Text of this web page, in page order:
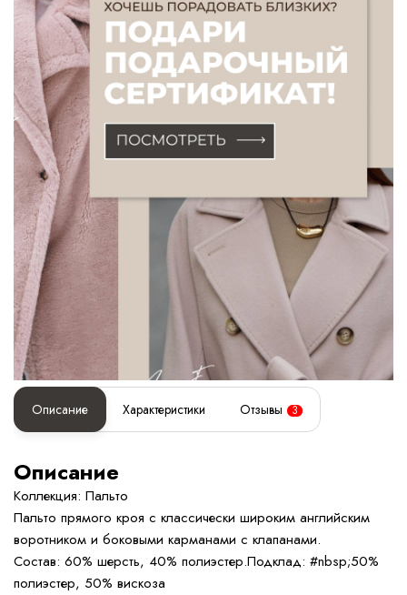
Описание Характеристики Отзывы 3
Описание
Коллекция: Пальто
Пальто прямого кроя с классически широким английским
воротником и боковыми карманами с клапанами.
Состав: 60% шерсть, 40% полиэстер.Подклад: #nbsp;50%
полиэстер, 50% вискоза